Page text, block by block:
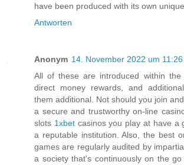
have been produced with its own
Antworten
Anonym 14. November 2022 um 11:26
All of these are introduced within the
direct money rewards, and
them additional. Not should you join
a secure and trustworthy on-line
slots 1xbetcasinos you play at have a
a reputable institution. Also, the best
games are regularly audited by
a society that's continuously on the